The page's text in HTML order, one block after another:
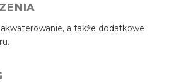
a także dodatkowe